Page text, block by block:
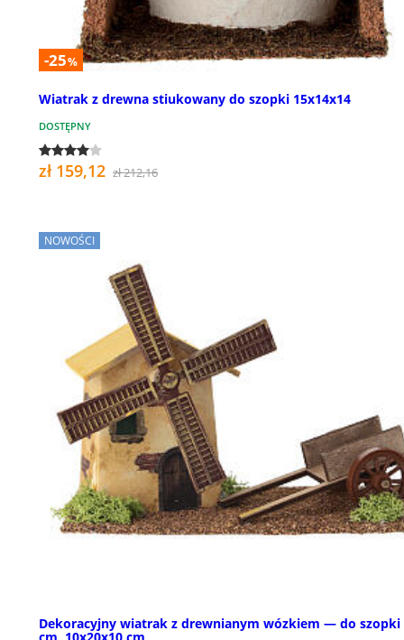
-25%
Wiatrak z drewna stiukowany do szopki 15x14x14
DOSTĘPNY
zł 159,12 zł 212,16
NOWOŚCI
Dekoracyjny wiatrak z drewnianym wózkiem — do szopki